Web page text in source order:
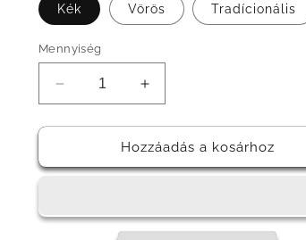
Kék Vörös Tradícionális
Mennyiség
ETIÓP
SINI
KÁVÉCSÉSZE
mennyiségének
csökkentése
ETIÓP
SINI
KÁVÉCSÉSZE
mennyiségének
növelése
Hozzáadás a kosárhoz